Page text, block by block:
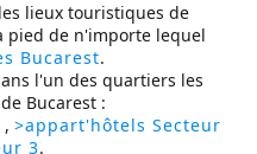
lieux touristiques de
pied de n'importe lequel
Bucarest.
l'un des quartiers les
Bucarest :
, >appart'hôtels Secteur
3.